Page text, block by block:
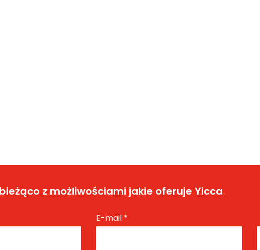
z możliwościami jakie oferuje Yicca
E-mail *